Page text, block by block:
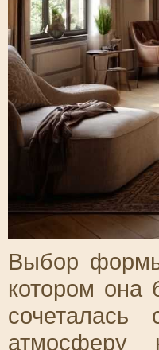
Выбор
котором она
атмосферу